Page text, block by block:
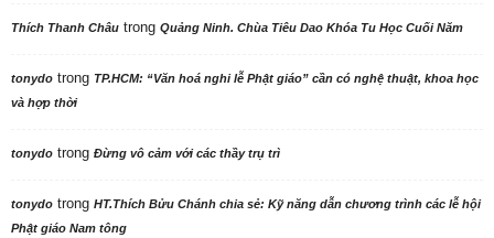
Thích Thanh Châu trong Quảng Ninh. Chùa Tiêu Dao Khóa Tu Học Cuối Năm
tonydo trong TP.HCM: “Văn hoá nghi lễ Phật giáo” cần có nghệ thuật, khoa học
và hợp thời
tonydo trong Đừng vô cảm với các thầy trụ trì
tonydo trong HT.Thích Bửu Chánh chia sẻ: Kỹ năng dẫn chương trình các lễ hội
Phật giáo Nam tông